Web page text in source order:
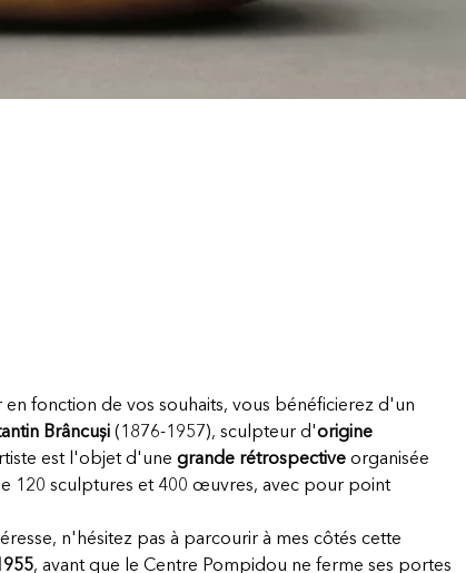
fonction de vos souhaits, vous bénéficierez d'un
Brâncuși (1876-1957), sculpteur d'origine
est l'objet d'une grande rétrospective organisée
120 sculptures et 400 œuvres, avec pour point
n'hésitez pas à parcourir à mes côtés cette
, avant que le Centre Pompidou ne ferme ses portes